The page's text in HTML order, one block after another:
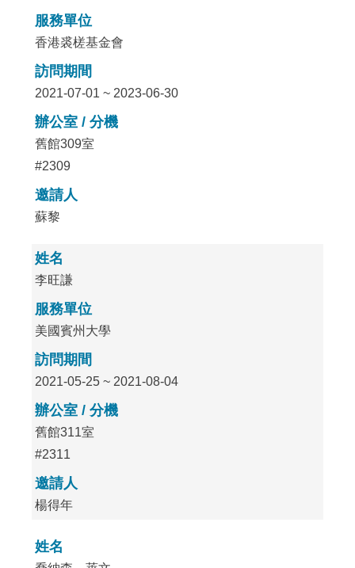
服務單位
香港裘槎基金會
訪問期間
2021-07-01 ~ 2023-06-30
辦公室 / 分機
舊館309室
#2309
邀請人
蘇黎
姓名
李旺謙
服務單位
美國賓州大學
訪問期間
2021-05-25 ~ 2021-08-04
辦公室 / 分機
舊館311室
#2311
邀請人
楊得年
姓名